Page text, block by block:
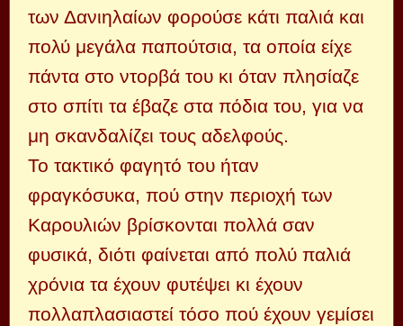
των Δανιηλαίων φορούσε κάτι παλιά και
πολύ μεγάλα παπούτσια, τα οποία είχε
πάντα στο ντορβά του κι όταν πλησίαζε
στο σπίτι τα έβαζε στα πόδια του, για να
μη σκανδαλίζει τους αδελφούς.
Το τακτικό φαγητό του ήταν
φραγκόσυκα, πού στην περιοχή των
Καρουλιών βρίσκονται πολλά σαν
φυσικά, διότι φαίνεται από πολύ παλιά
χρόνια τα έχουν φυτέψει κι έχουν
πολλαπλασιαστεί τόσο πού έχουν γεμίσει